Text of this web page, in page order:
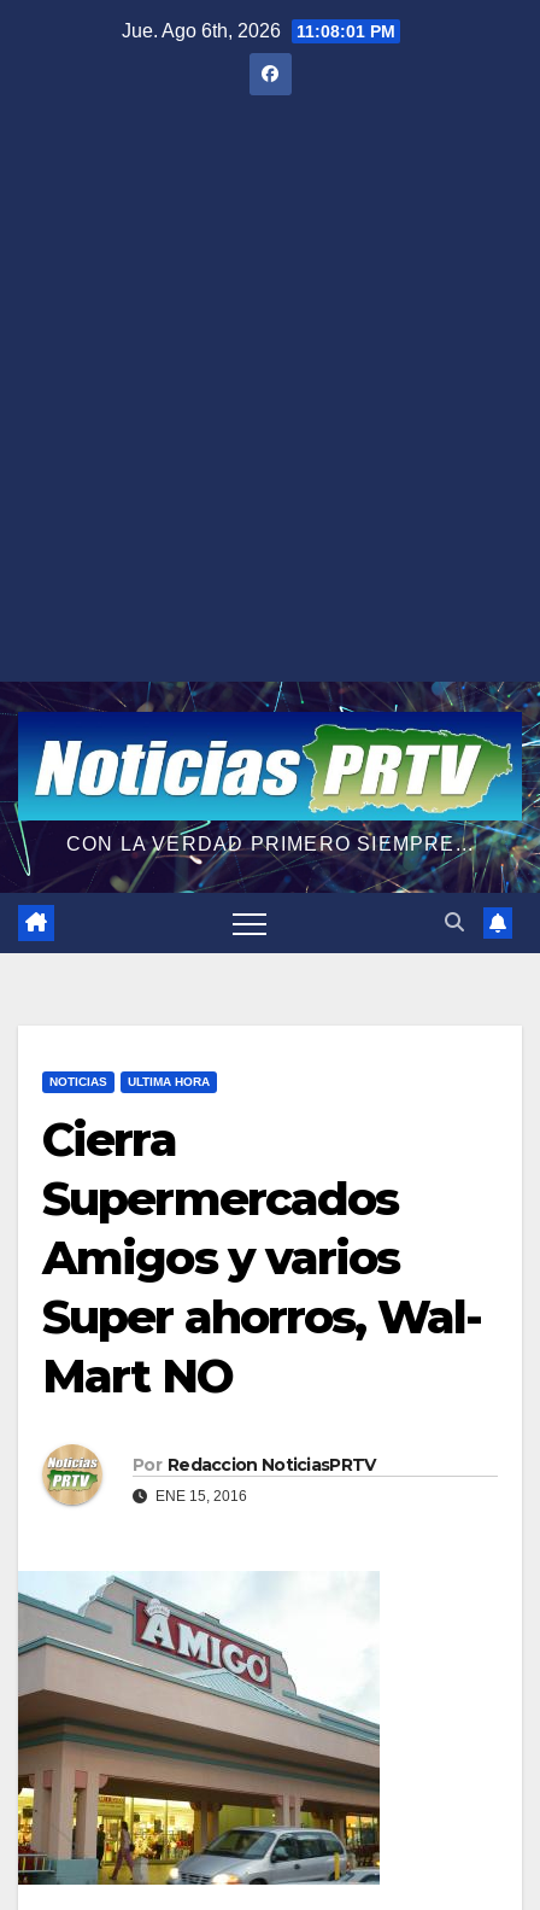
Jue. Ago 6th, 2026 11:08:02 PM
CON LA VERDAD PRIMERO SIEMPRE...
NOTICIAS ULTIMA HORA
Cierra
Supermercados
Amigos y varios
Super ahorros, Wal-
Mart NO
Por Redaccion NoticiasPRTV
ENE 15, 2016